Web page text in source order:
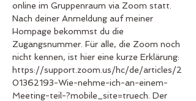
online im Gruppenraum via Zoom statt.
Nach deiner Anmeldung auf meiner
Hompage bekommst du die
Zugangsnummer. Für alle, die Zoom noch
nicht kennen, ist hier eine kurze Erklärung:
https://support.zoom.us/hc/de/articles/2
01362193-Wie-nehme-ich-an-einem-
Meeting-teil-?mobile_site=truech. Der